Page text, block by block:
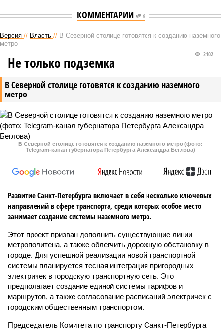
КОММЕНТАРИИ 0
Версия // Власть // В Северной столице готовятся к созданию наземного
метро
В Северной столице готовятся к созданию наземного
метро
2102
Не только подземка
В Северной столице готовятся к созданию наземного метро (фото:
Telegram-канал губернатора Петербурга Александра Беглова)
Развитие Санкт-Петербурга включает в себя несколько ключевых
направлений в сфере транспорта, среди которых особое место
занимает создание системы наземного метро.
Этот проект призван дополнить существующие линии
метрополитена, а также облегчить дорожную обстановку в
городе. Для успешной реализации новой транспортной
системы планируется тесная интеграция пригородных
электричек в городскую транспортную сеть. Это
предполагает создание единой системы тарифов и
маршрутов, а также согласование расписаний электричек с
городским общественным транспортом.
Председатель Комитета по транспорту Санкт-Петербурга